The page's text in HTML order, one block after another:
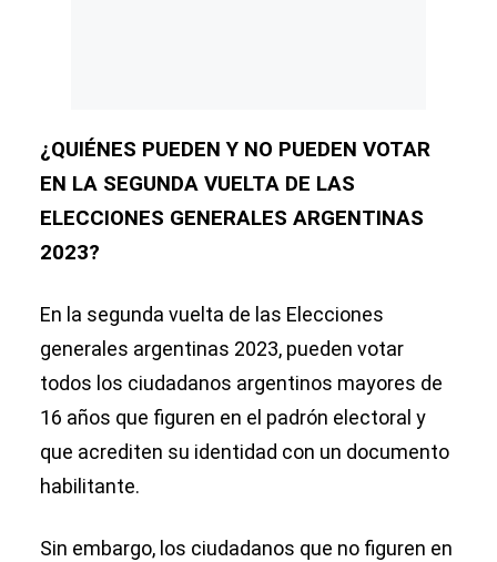
¿QUIÉNES PUEDEN Y NO PUEDEN VOTAR
EN LA SEGUNDA VUELTA DE LAS
ELECCIONES GENERALES ARGENTINAS
2023?
En la segunda vuelta de las Elecciones
generales argentinas 2023, pueden votar
todos los ciudadanos argentinos mayores de
16 años que figuren en el padrón electoral y
que acrediten su identidad con un documento
habilitante.
Sin embargo, los ciudadanos que no figuren en